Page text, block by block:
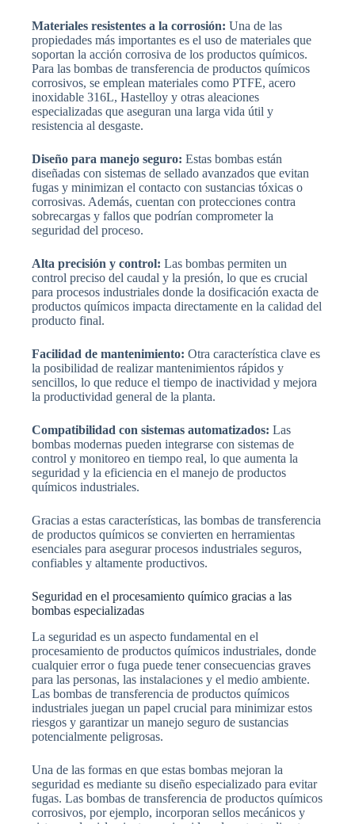
Materiales resistentes a la corrosión: Una de las
propiedades más importantes es el uso de materiales que
soportan la acción corrosiva de los productos químicos.
Para las bombas de transferencia de productos químicos
corrosivos, se emplean materiales como PTFE, acero
inoxidable 316L, Hastelloy y otras aleaciones
especializadas que aseguran una larga vida útil y
resistencia al desgaste.
Diseño para manejo seguro: Estas bombas están
diseñadas con sistemas de sellado avanzados que evitan
fugas y minimizan el contacto con sustancias tóxicas o
corrosivas. Además, cuentan con protecciones contra
sobrecargas y fallos que podrían comprometer la
seguridad del proceso.
Alta precisión y control: Las bombas permiten un
control preciso del caudal y la presión, lo que es crucial
para procesos industriales donde la dosificación exacta de
productos químicos impacta directamente en la calidad del
producto final.
Facilidad de mantenimiento: Otra característica clave es
la posibilidad de realizar mantenimientos rápidos y
sencillos, lo que reduce el tiempo de inactividad y mejora
la productividad general de la planta.
Compatibilidad con sistemas automatizados: Las
bombas modernas pueden integrarse con sistemas de
control y monitoreo en tiempo real, lo que aumenta la
seguridad y la eficiencia en el manejo de productos
químicos industriales.
Gracias a estas características, las bombas de transferencia
de productos químicos se convierten en herramientas
esenciales para asegurar procesos industriales seguros,
confiables y altamente productivos.
Seguridad en el procesamiento químico gracias a las
bombas especializadas
La seguridad es un aspecto fundamental en el
procesamiento de productos químicos industriales, donde
cualquier error o fuga puede tener consecuencias graves
para las personas, las instalaciones y el medio ambiente.
Las bombas de transferencia de productos químicos
industriales juegan un papel crucial para minimizar estos
riesgos y garantizar un manejo seguro de sustancias
potencialmente peligrosas.
Una de las formas en que estas bombas mejoran la
seguridad es mediante su diseño especializado para evitar
fugas. Las bombas de transferencia de productos químicos
corrosivos, por ejemplo, incorporan sellos mecánicos y